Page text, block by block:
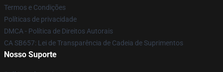
Termos e Condições
Políticas de privacidade
DMCA - Política de Direitos Autorais
CA SB657: Lei de Transparência de Cadeia de Suprimentos
Nosso Suporte